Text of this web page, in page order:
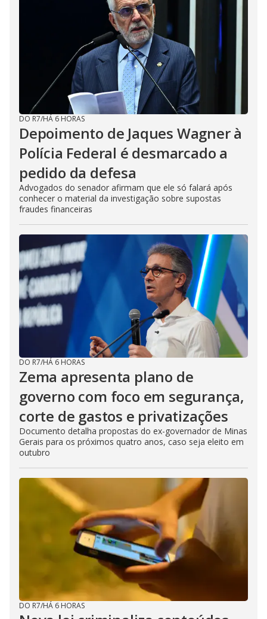
DO R7/HÁ 6 HORAS
Depoimento de Jaques Wagner à
Polícia Federal é desmarcado a
pedido da defesa
Advogados do senador afirmam que ele só falará após
conhecer o material da investigação sobre supostas
fraudes financeiras
DO R7/HÁ 6 HORAS
Zema apresenta plano de
governo com foco em segurança,
corte de gastos e privatizações
Documento detalha propostas do ex-governador de Minas
Gerais para os próximos quatro anos, caso seja eleito em
outubro
DO R7/HÁ 6 HORAS